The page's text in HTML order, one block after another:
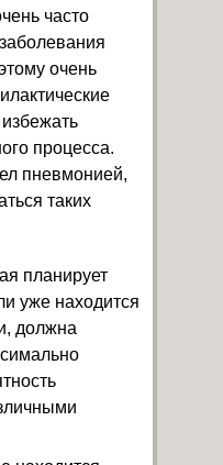
часто
очень
процесса.
пневмонией,
таких
планирует
уже находится
должна